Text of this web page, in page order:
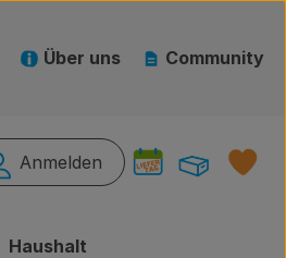
Über uns Community
Anmelden
Haushalt